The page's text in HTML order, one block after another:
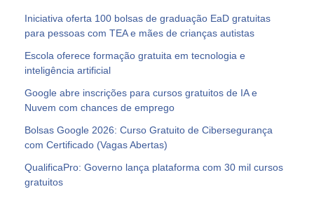
Iniciativa oferta 100 bolsas de graduação EaD gratuitas
para pessoas com TEA e mães de crianças autistas
Escola oferece formação gratuita em tecnologia e
inteligência artificial
Google abre inscrições para cursos gratuitos de IA e
Nuvem com chances de emprego
Bolsas Google 2026: Curso Gratuito de Cibersegurança
com Certificado (Vagas Abertas)
QualificaPro: Governo lança plataforma com 30 mil cursos
gratuitos